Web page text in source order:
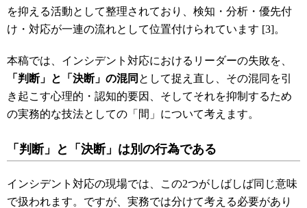
を抑える活動として整理されており、検知・分析・優先付
け・対応が一連の流れとして位置付けられています [3]。
本稿では、インシデント対応におけるリーダーの失敗を、
「判断」と「決断」の混同 として捉え直し、その混同を引
き起こす心理的・認知的要因、そしてそれを抑制するため
の実務的な技法としての「間」について考えます。
「判断」と「決断」は別の行為である
インシデント対応の現場では、この2つがしばしば同じ意味
で扱われます。ですが、実務では分けて考える必要があり